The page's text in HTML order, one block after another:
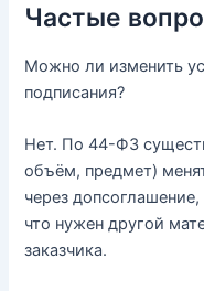
Частые
Можно ли изменить
подписания?
Нет. По 44-ФЗ
объём, предмет)
через
что нужен другой
заказчика.